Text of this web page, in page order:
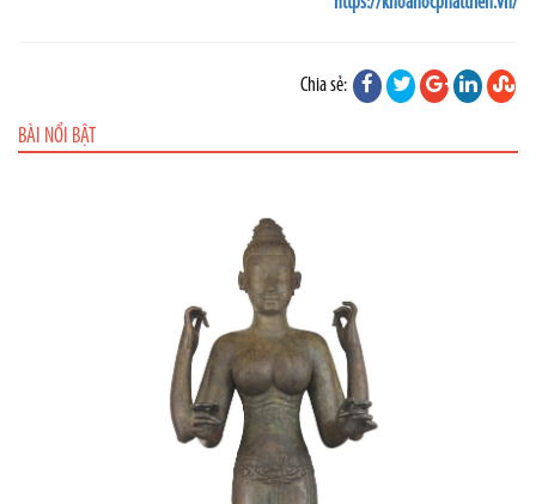
Chia sẻ:
BÀI NỔI BẬT